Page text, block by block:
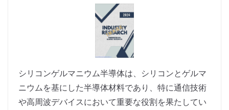
シリコンゲルマニウム半導体は、シリコンとゲルマ
ニウムを基にした半導体材料であり、特に通信技術
や高周波デバイスにおいて重要な役割を果たしてい